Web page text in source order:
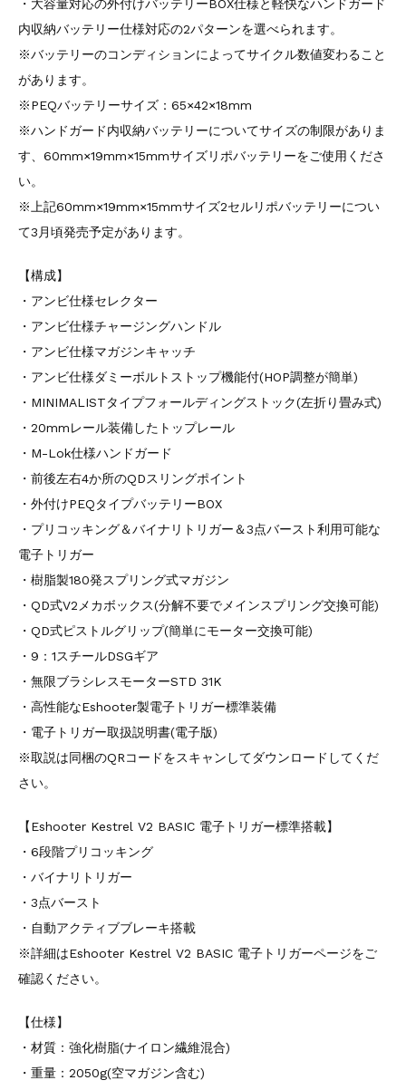
・大容量対応の外付けバッテリーBOX仕様と軽快なハンドガード
内収納バッテリー仕様対応の2パターンを選べられます。
※バッテリーのコンディションによってサイクル数値変わること
があります。
※PEQバッテリーサイズ：65×42×18mm
※ハンドガード内収納バッテリーについてサイズの制限がありま
す、60mm×19mm×15mmサイズリポバッテリーをご使用くださ
い。
※上記60mm×19mm×15mmサイズ2セルリポバッテリーについ
て3月頃発売予定があります。
【構成】
・アンビ仕様セレクター
・アンビ仕様チャージングハンドル
・アンビ仕様マガジンキャッチ
・アンビ仕様ダミーボルトストップ機能付(HOP調整が簡単)
・MINIMALISTタイプフォールディングストック(左折り畳み式)
・20mmレール装備したトップレール
・M-Lok仕様ハンドガード
・前後左右4か所のQDスリングポイント
・外付けPEQタイプバッテリーBOX
・プリコッキング＆バイナリトリガー＆3点バースト利用可能な
電子トリガー
・樹脂製180発スプリング式マガジン
・QD式V2メカボックス(分解不要でメインスプリング交換可能)
・QD式ピストルグリップ(簡単にモーター交換可能)
・9：1スチールDSGギア
・無限ブラシレスモーターSTD 31K
・高性能なEshooter製電子トリガー標準装備
・電子トリガー取扱説明書(電子版)
※取説は同梱のQRコードをスキャンしてダウンロードしてくだ
さい。
【Eshooter Kestrel V2 BASIC 電子トリガー標準搭載】
・6段階プリコッキング
・バイナリトリガー
・3点バースト
・自動アクティブブレーキ搭載
※詳細はEshooter Kestrel V2 BASIC 電子トリガーページをご
確認ください。
【仕様】
・材質：強化樹脂(ナイロン繊維混合)
・重量：2050g(空マガジン含む)